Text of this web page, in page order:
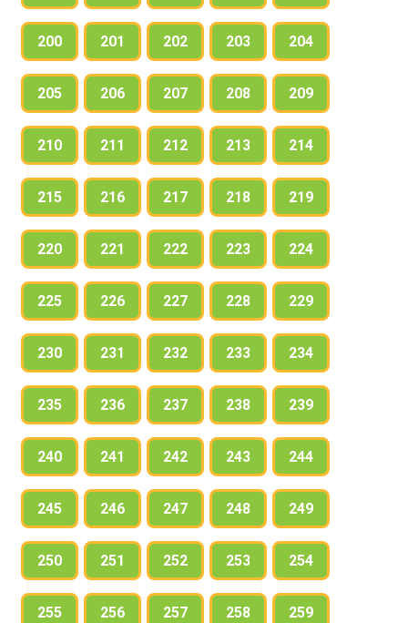
200 201 202 203 204
205 206 207 208 209
210 211 212 213 214
215 216 217 218 219
220 221 222 223 224
225 226 227 228 229
230 231 232 233 234
235 236 237 238 239
240 241 242 243 244
245 246 247 248 249
250 251 252 253 254
255 256 257 258 259